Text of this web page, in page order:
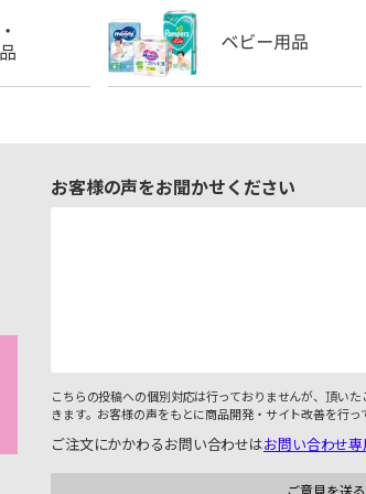
お客様の声をお聞かせください
こちらの投稿への個別対応は行っておりませんが、頂い
きます。お客様の声をもとに商品開発・サイト改善を行っ
ご注文にかかわるお問い合わせはお問い合わせ